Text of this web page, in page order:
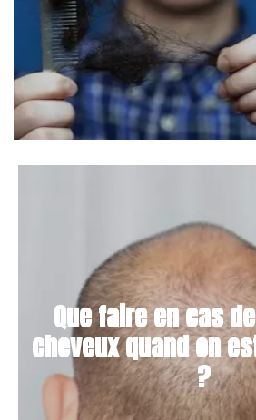
Que faire en cas
cheveux quand on
?